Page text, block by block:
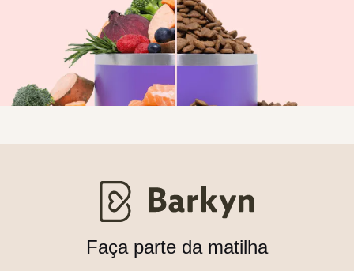
Faça parte da matilha